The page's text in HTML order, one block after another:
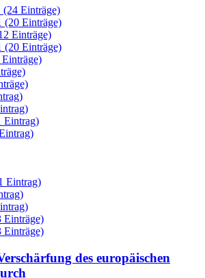
(24 Einträge)
(20 Einträge)
Einträge)
(20 Einträge)
Eintrag)
Eintrag)
Einträge)
Einträge)
des europäischen